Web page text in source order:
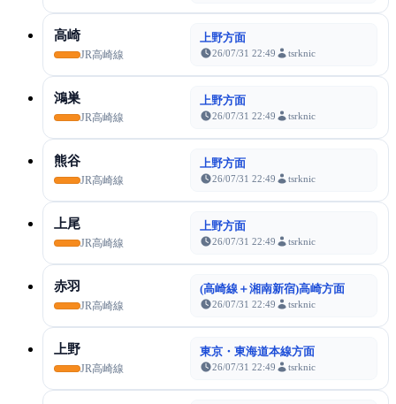
高崎
JR高崎線
上野方面
26/07/31 22:49 tsrknic
鴻巣
JR高崎線
上野方面
26/07/31 22:49 tsrknic
熊谷
JR高崎線
上野方面
26/07/31 22:49 tsrknic
上尾
JR高崎線
上野方面
26/07/31 22:49 tsrknic
赤羽
JR高崎線
(高崎線＋湘南新宿)高崎方面
26/07/31 22:49 tsrknic
上野
JR高崎線
東京・東海道本線方面
26/07/31 22:49 tsrknic